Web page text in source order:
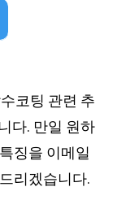
코팅 관련 추
다. 만일 원하
징을 이메일
리겠습니다.